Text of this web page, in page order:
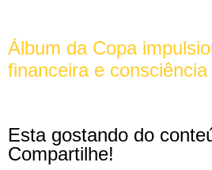
Álbum da Copa
financeira e
Esta gostando do
Compartilhe!